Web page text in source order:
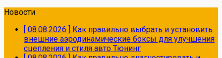
Новости
[ 08.08.2026 ] Как правильно выбрать и установить
внешние аэродинамические боксы для улучшения
сцепления и стиля авто Тюнинг